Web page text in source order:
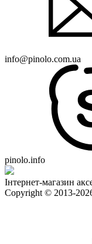
info@pinolo.com.ua
pinolo.info
Інтернет-магазин
Copyright © 2013-